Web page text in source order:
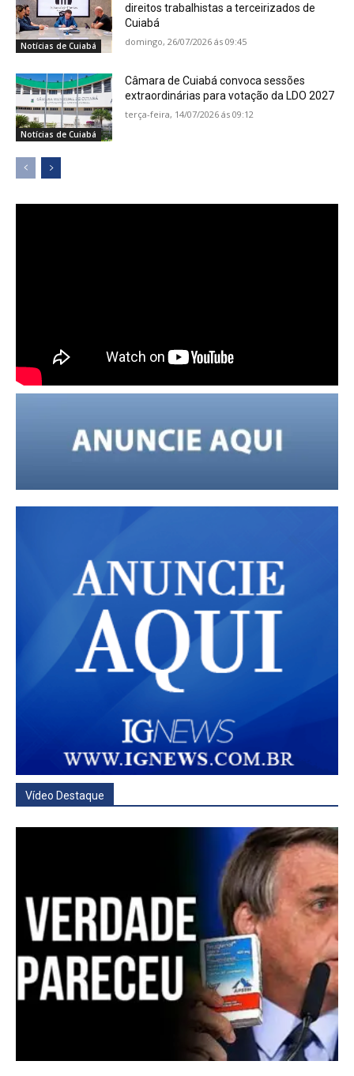
Notícias de Cuiabá
direitos trabalhistas a terceirizados de
Cuiabá
domingo, 26/07/2026 ás 09:45
Notícias de Cuiabá
Câmara de Cuiabá convoca sessões
extraordinárias para votação da LDO 2027
terça-feira, 14/07/2026 ás 09:12
Vídeo Destaque